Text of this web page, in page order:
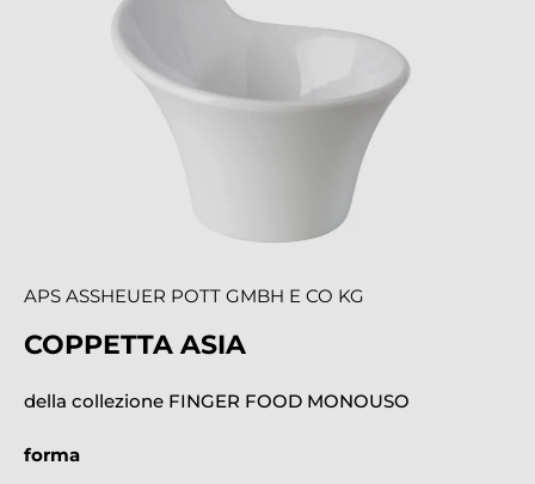
APS ASSHEUER POTT GMBH E CO KG
COPPETTA ASIA
della collezione FINGER FOOD MONOUSO
forma